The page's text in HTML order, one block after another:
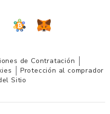
de Contratación
Protección al comprador
Sitio